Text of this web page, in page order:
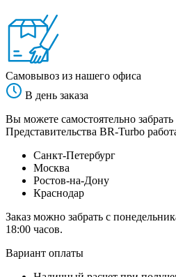
Самовывоз из нашего офиса
В день заказа
Вы можете самостоятельно
Представительства BR-Turbo
Санкт-Петербург
Москва
Ростов-на-Дону
Краснодар
Заказ можно забрать с
18:00 часов.
Вариант оплаты